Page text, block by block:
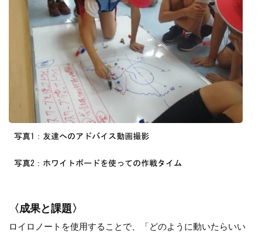
〈成果と課題〉
ロイロノートを使用することで、「どのように動いたらいい